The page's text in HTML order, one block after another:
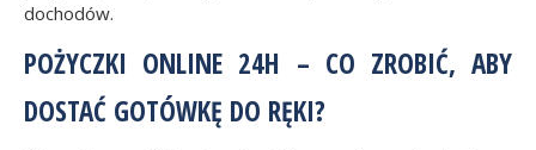
dochodów.
POŻYCZKI ONLINE 24H – CO ZROBIĆ, ABY
DOSTAĆ GOTÓWKĘ DO RĘKI?